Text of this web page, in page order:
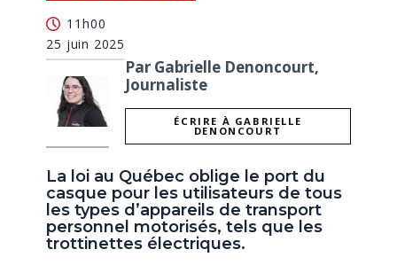
11h00
25 juin 2025
Par Gabrielle Denoncourt,
Journaliste
ÉCRIRE À GABRIELLE
DENONCOURT
La loi au Québec oblige le port du
casque pour les utilisateurs de tous
les types d’appareils de transport
personnel motorisés, tels que les
trottinettes électriques.